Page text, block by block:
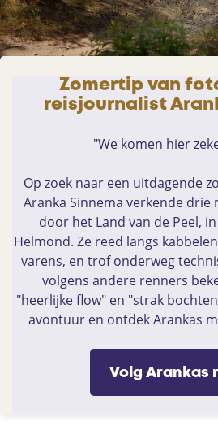
Zomertip van
reisjournalist
"We komen hier
Op zoek naar een uitdagende
Aranka Sinnema verkende
door het Land van de Peel,
Helmond. Ze reed langs
varens, en trof onderweg
volgens andere renners
"heerlijke flow" en "strak
avontuur en ontdek Arankas
Volg Arankas